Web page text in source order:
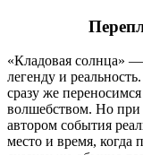
«Кладовая солнца»
легенду и
сразу же
волшебством. Но
автором события
место и время, когда